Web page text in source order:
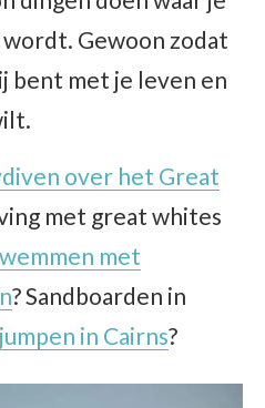
Gewoon zodat
bent met je leven en
over het Great
met great whites
met
? Sandboarden in
in Cairns?